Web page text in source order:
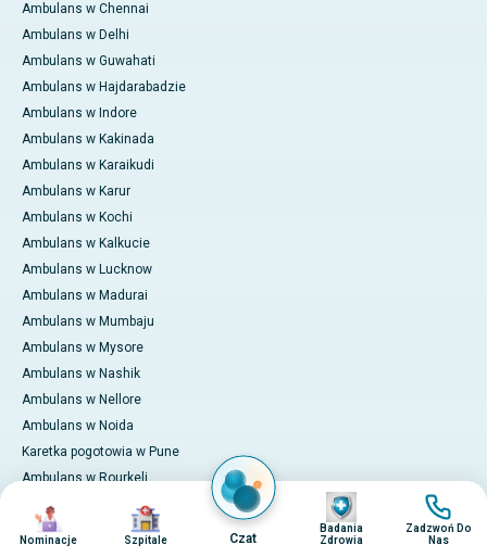
Ambulans w Chennai
Ambulans w Delhi
Ambulans w Guwahati
Ambulans w Hajdarabadzie
Ambulans w Indore
Ambulans w Kakinada
Ambulans w Karaikudi
Ambulans w Karur
Ambulans w Kochi
Ambulans w Kalkucie
Ambulans w Lucknow
Ambulans w Madurai
Ambulans w Mumbaju
Ambulans w Mysore
Ambulans w Nashik
Ambulans w Nellore
Ambulans w Noida
Karetka pogotowia w Pune
Ambulans w Rourkeli
Ambulans w Trichy
Ambulans w Visakhapatnam
Obraz
Nominacje
Obraz
Szpitale Czat
Obraz
Badania
Zdrowia
Obraz
Zadzwoń Do
Nas